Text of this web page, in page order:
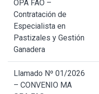
OPA FAO –
Contratación de
Especialista en
Pastizales y Gestión
Ganadera
Llamado Nº 01/2026
– CONVENIO MA